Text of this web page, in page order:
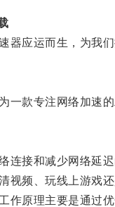
应运而生，为我们
款专注网络加速的
接和减少网络延迟
频、玩线上游戏还
原理主要是通过优